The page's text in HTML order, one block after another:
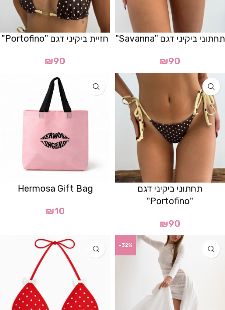
תחתוני ביקיני דגם "Savanna"
₪90
חזיית ביקיני דגם "Portofino"
₪90
תחתוני ביקיני דגם
"Portofino"
₪90
Hermosa Gift Bag
₪10
-32%